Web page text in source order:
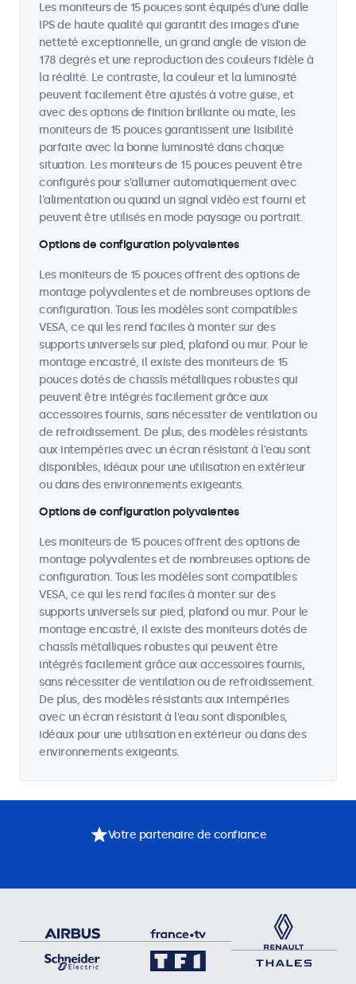
Les moniteurs de 15 pouces sont équipés d'une dalle
IPS de haute qualité qui garantit des images d'une
netteté exceptionnelle, un grand angle de vision de
178 degrés et une reproduction des couleurs fidèle à
la réalité. Le contraste, la couleur et la luminosité
peuvent facilement être ajustés à votre guise, et
avec des options de finition brillante ou mate, les
moniteurs de 15 pouces garantissent une lisibilité
parfaite avec la bonne luminosité dans chaque
situation. Les moniteurs de 15 pouces peuvent être
configurés pour s'allumer automatiquement avec
l'alimentation ou quand un signal vidéo est fourni et
peuvent être utilisés en mode paysage ou portrait.
Options de configuration polyvalentes
Les moniteurs de 15 pouces offrent des options de
montage polyvalentes et de nombreuses options de
configuration. Tous les modèles sont compatibles
VESA, ce qui les rend faciles à monter sur des
supports universels sur pied, plafond ou mur. Pour le
montage encastré, il existe des moniteurs de 15
pouces dotés de chassîs métalliques robustes qui
peuvent être intégrés facilement grâce aux
accessoires fournis, sans nécessiter de ventilation ou
de refroidissement. De plus, des modèles résistants
aux intempéries avec un écran résistant à l'eau sont
disponibles, idéaux pour une utilisation en extérieur
ou dans des environnements exigeants.
Options de configuration polyvalentes
Les moniteurs de 15 pouces offrent des options de
montage polyvalentes et de nombreuses options de
configuration. Tous les modèles sont compatibles
VESA, ce qui les rend faciles à monter sur des
supports universels sur pied, plafond ou mur. Pour le
montage encastré, il existe des moniteurs dotés de
chassîs métalliques robustes qui peuvent être
intégrés facilement grâce aux accessoires fournis,
sans nécessiter de ventilation ou de refroidissement.
De plus, des modèles résistants aux intempéries
avec un écran résistant à l'eau sont disponibles,
idéaux pour une utilisation en extérieur ou dans des
environnements exigeants.
Votre partenaire de confiance